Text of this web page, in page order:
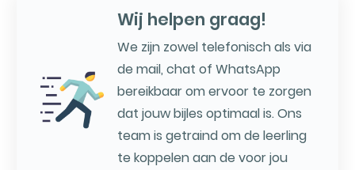
Wij helpen graag!
We zijn zowel telefonisch als via
de mail, chat of WhatsApp
bereikbaar om ervoor te zorgen
dat jouw bijles optimaal is. Ons
team is getraind om de leerling
te koppelen aan de voor jou